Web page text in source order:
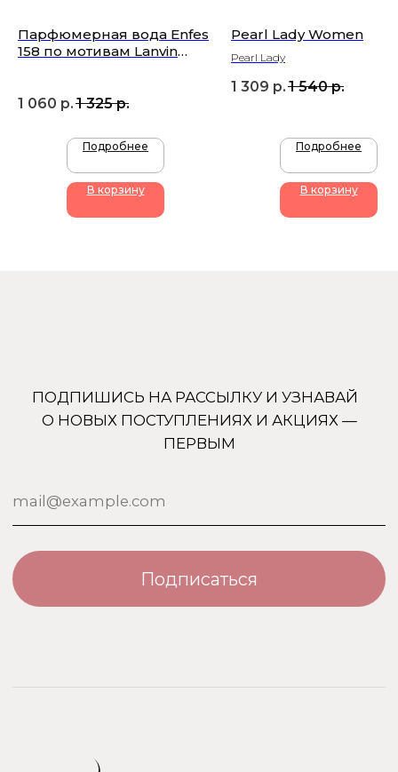
Парфюмерная вода Enfes
158 по мотивам Lanvin
1 060 р. 1 325 р.
Подробнее
В корзину
Pearl Lady Women
Pearl Lady
1 309 р. 1 540 р.
Подробнее
В корзину
Для дома Дополнительно
Адрес: 109518, Москва, Грайвороновская 23, оф.613
ИНН/КПП: 7730708832/ 772201001
ОГРН: 1147746746531
Турция
zakaz@uso-shop.ru